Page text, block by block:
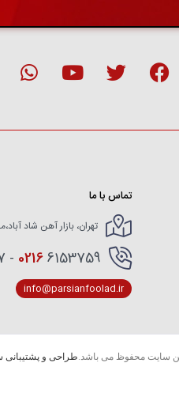
تماس با ما
تهران، بازار آهن شاد
02166153759 - 02166154227- 02166154412
info@parsianfoolad.ir
سایت محفوظ می باشد.طراحی و